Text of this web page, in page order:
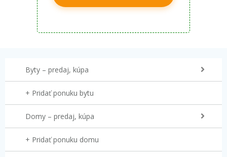
Byty – predaj, kúpa
+ Pridať ponuku bytu
Domy – predaj, kúpa
+ Pridať ponuku domu